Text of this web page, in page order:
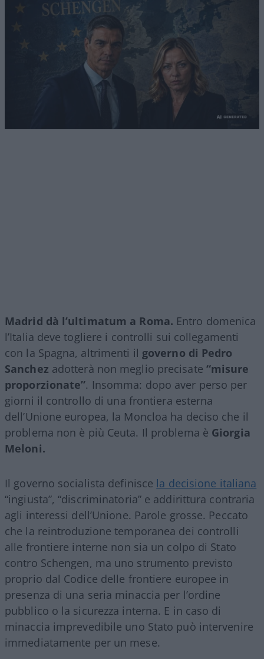
Madrid dà l’ultimatum a Roma. Entro domenica
l’Italia deve togliere i controlli sui collegamenti
con la Spagna, altrimenti il governo di Pedro
Sanchez adotterà non meglio precisate “misure
proporzionate”. Insomma: dopo aver perso per
giorni il controllo di una frontiera esterna
dell’Unione europea, la Moncloa ha deciso che il
problema non è più Ceuta. Il problema è Giorgia
Meloni.
Il governo socialista definisce la decisione italiana
“ingiusta”, “discriminatoria” e addirittura contraria
agli interessi dell’Unione. Parole grosse. Peccato
che la reintroduzione temporanea dei controlli
alle frontiere interne non sia un colpo di Stato
contro Schengen, ma uno strumento previsto
proprio dal Codice delle frontiere europee in
presenza di una seria minaccia per l’ordine
pubblico o la sicurezza interna. E in caso di
minaccia imprevedibile uno Stato può intervenire
immediatamente per un mese.